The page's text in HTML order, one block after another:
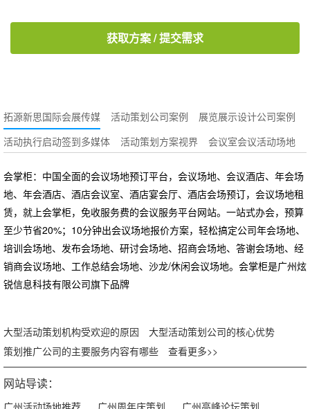
获取方案 / 提交需求
拓源新思国际会展传媒 活动策划公司案例
展览展示设计公司案例
活动执行启动签到多媒体
活动策划方案视界 会议室会议活动场地
会掌柜：中国全面的会议场地预订平台，会议场地、会议酒店、年会场
地、年会酒店、酒店会议室、酒店宴会厅、酒店会场预订，会议场地租
赁，就上会掌柜，免收服务费的会议服务平台网站。一站式办会，预算
至少节省20%；10分钟出会议场地报价方案，轻松搞定公司年会场地、
培训会场地、发布会场地、研讨会场地、招商会场地、答谢会场地、经
销商会议场地、工作总结会场地、沙龙/休闲会议场地。会掌柜是广州炫
锐信息科技有限公司旗下品牌
大型活动策划机构受欢迎的原因
大型活动策划公司的核心优势
策划推广公司的主要服务内容有哪些
查看更多>>
网站导读：
广州活动场地推荐 广州周年庆策划 广州高峰论坛策划